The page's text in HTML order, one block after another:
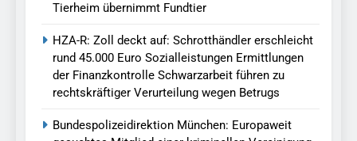
Tierheim übernimmt Fundtier
HZA-R: Zoll deckt auf: Schrotthändler erschleicht
rund 45.000 Euro Sozialleistungen Ermittlungen
der Finanzkontrolle Schwarzarbeit führen zu
rechtskräftiger Verurteilung wegen Betrugs
Bundespolizeidirektion München: Europaweit